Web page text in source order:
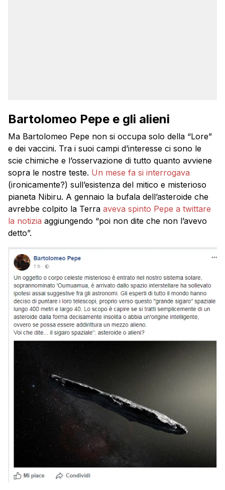
Bartolomeo Pepe e gli alieni
Ma Bartolomeo Pepe non si occupa solo della “Lore”
e dei vaccini. Tra i suoi campi d’interesse ci sono le
scie chimiche e l’osservazione di tutto quanto avviene
sopra le nostre teste. Un mese fa si interrogava
(ironicamente?) sull’esistenza del mitico e misterioso
pianeta Nibiru. A gennaio la bufala dell’asteroide che
avrebbe colpito la Terra aveva spinto Pepe a twittare
la notizia aggiungendo “poi non dite che non l’avevo
detto”.